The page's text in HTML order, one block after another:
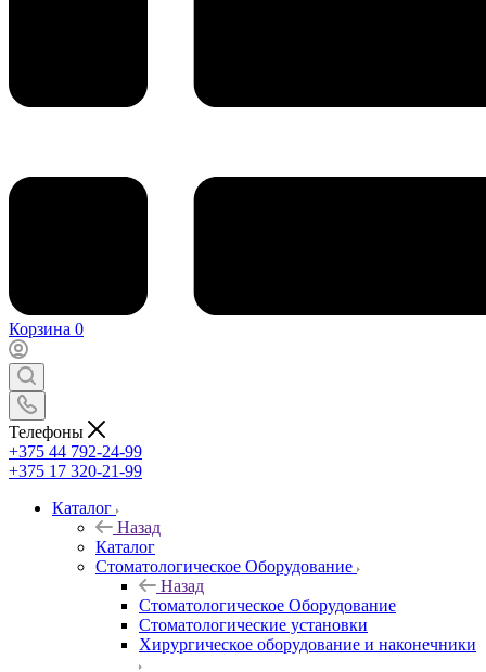
Корзина 0
Телефоны
+375 44 792-24-99
+375 17 320-21-99
Каталог
Назад
Каталог
Стоматологическое Оборудование
Назад
Стоматологическое Оборудование
Стоматологические установки
Хирургическое оборудование и наконечники